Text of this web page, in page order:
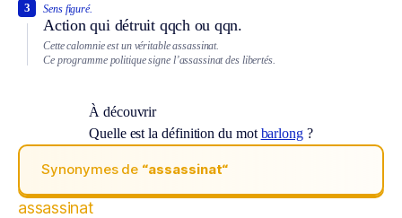
Sens figuré.
Action qui détruit qqch ou qqn.
3
Cette calomnie est un véritable assassinat.
Ce programme politique signe l’assassinat des libertés.
À découvrir
Quelle est la définition du mot barlong ?
Synonymes de “assassinat“
assassinat